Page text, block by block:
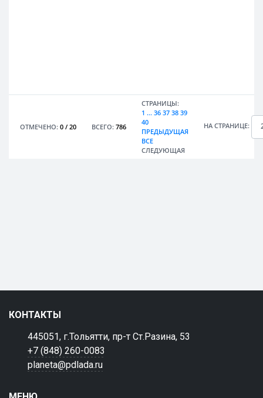
ОТМЕЧЕНО: 0 / 20 ВСЕГО: 786
СТРАНИЦЫ:
1 ... 36 37 38 39
40
ПРЕДЫДУЩАЯ
ВСЕ
СЛЕДУЮЩАЯ
НА СТРАНИЦЕ:
КОНТАКТЫ
445051, г.Тольятти, пр-т Ст.Разина, 53
+7 (848) 260-0083
planeta@pdlada.ru